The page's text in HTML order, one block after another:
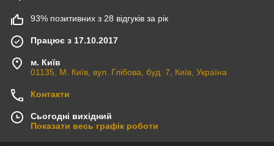
93% позитивних з 28 відгуків за рік
Працює з 17.10.2017
м. Київ
01135, М. Київ, вул. Глібова, буд. 7, Київ, Україна
Контакти
Сьогодні вихідний
Показати весь графік роботи